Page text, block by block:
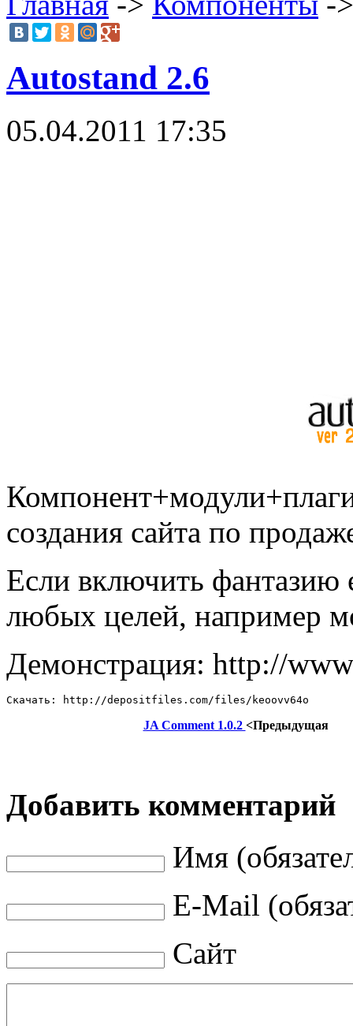
Autostand 2.6
05.04.2011 17:35
создания сайта по
Если включить фантазию
любых целей, например
Демонстрация: http://
Скачать: http://depositfiles.com/files/keoovv64o
JA Comment 1.0.2 <Предыдущая
Добавить комментарий
Имя
E-Mail
Сайт